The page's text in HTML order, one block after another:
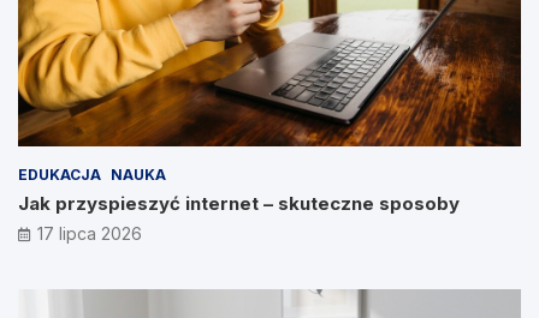
EDUKACJA NAUKA
Jak przyspieszyć internet – skuteczne sposoby
17 lipca 2026